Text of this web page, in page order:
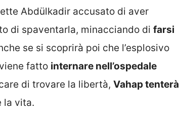
Abdülkadir accusato di aver
di spaventarla, minacciando di farsi
se si scoprirà poi che l’esplosivo
fatto internare nell’ospedale
di trovare la libertà, Vahap tenterà
la vita.